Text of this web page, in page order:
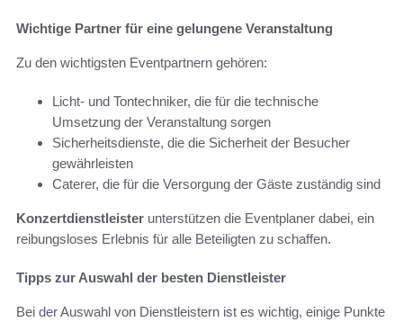
Wichtige Partner für eine gelungene Veranstaltung
Zu den wichtigsten Eventpartnern gehören:
Licht- und Tontechniker, die für die technische
Umsetzung der Veranstaltung sorgen
Sicherheitsdienste, die die Sicherheit der Besucher
gewährleisten
Caterer, die für die Versorgung der Gäste zuständig sind
Konzertdienstleister unterstützen die Eventplaner dabei, ein
reibungsloses Erlebnis für alle Beteiligten zu schaffen.
Tipps zur Auswahl der besten Dienstleister
Bei der Auswahl von Dienstleistern ist es wichtig, einige Punkte